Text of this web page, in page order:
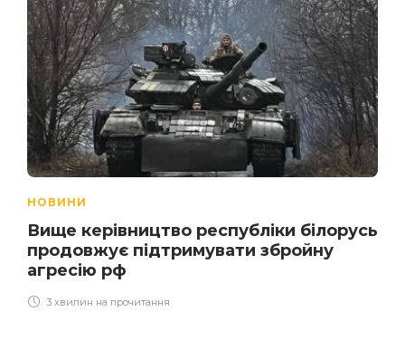
НОВИНИ
Вище керівництво республіки білорусь
продовжує підтримувати збройну
агресію рф
3 хвилин на прочитання